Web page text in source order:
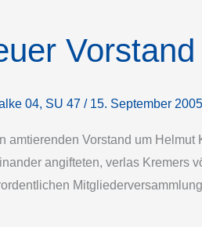
Vorstand
04, SU 47 / 15. September 2005
amtierenden Vorstand um
angifteten, verlas Kremers